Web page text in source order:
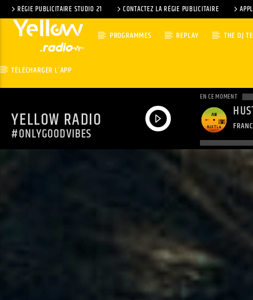
RÉGIE PUBLICITAIRE STUDIO 21 CONTACTEZ LA RÉGIE PUBLICITAIRE
PROGRAMMES REPLAY THE DJ
TÉLÉCHARGER L’APP
YELLOW RADIO
#ONLYGOODVIBES
EN CE MOMENT